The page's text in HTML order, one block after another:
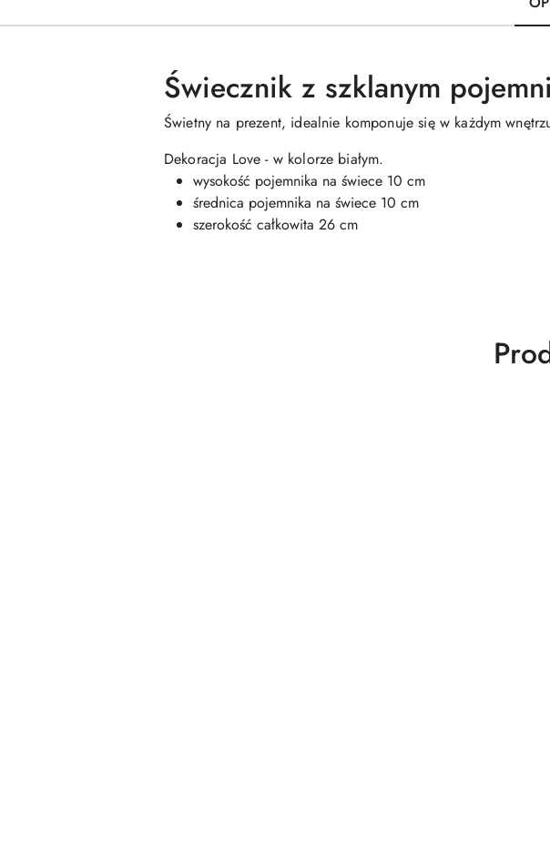
Świecznik z szklanym
Świetny na prezent, idealnie komponuje się w każdym
Dekoracja Love - w kolorze białym.
wysokość pojemnika na świece 10 cm
średnica pojemnika na świece 10 cm
szerokość całkowita 26 cm